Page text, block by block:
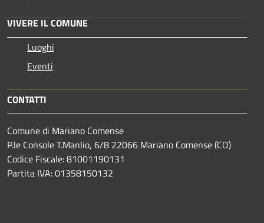
VIVERE IL COMUNE
Luoghi
Eventi
CONTATTI
Comune di Mariano Comense
P.le Console T.Manlio, 6/8 22066 Mariano Comense (CO)
Codice Fiscale: 81001190131
Partita IVA: 01358150132